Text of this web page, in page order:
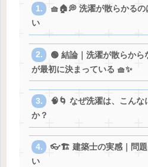
🧺🏠💭 洗濯が散らかる
い
🟢 結論｜洗濯が散らから
が最初に決まっている 🧺✨
🧠🌀 なぜ洗濯は、こんな
か？
👓🏗️ 建築士の実感｜問題
い